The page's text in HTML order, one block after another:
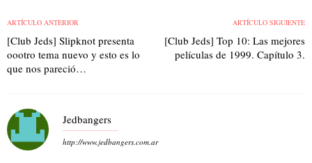
ARTÍCULO ANTERIOR
[Club Jeds] Slipknot presenta
oootro tema nuevo y esto es lo
que nos pareció…
ARTÍCULO SIGUIENTE
[Club Jeds] Top 10: Las mejores
películas de 1999. Capítulo 3.
Jedbangers
http://www.jedbangers.com.ar